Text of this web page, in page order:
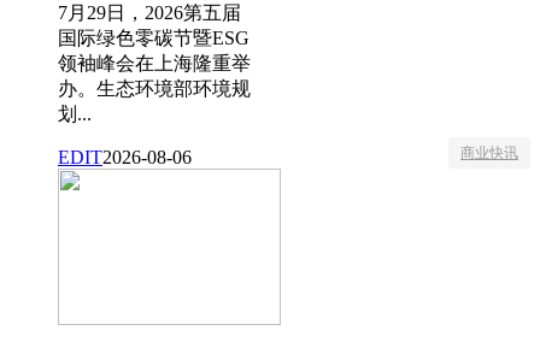
7月29日，2026第五届
国际绿色零碳节暨ESG
领袖峰会在上海隆重举
办。生态环境部环境规
划...
EDIT2026-08-06 商业快讯